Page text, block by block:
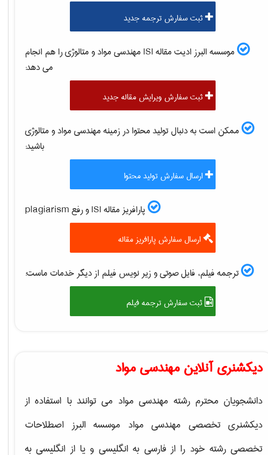
ثبت سفارش ترجمه جدید
موسسه البرز ادیت مقاله ISI مهندسی مواد و متالوژیرا هم انجام
می دهد:
ثبت سفارش ویرایش مقاله جدید
ممکن است به دنبال تولید محتوا در زمینهمهندسی مواد و متالوژی
باشید:
ارسال سفارش تولید محتوا
پارافریز مقاله ISI و رفع plagiarism
ارسال سفارش پارافریز مقاله
ترجمه فیلم، فایل صوتی و زیر نویس فیلم از دیگر خدمات ماست:
ثبت سفارش ترجمه فیلم
دیکشنری آنلاین مهندسی مواد
دانشجویان محترم رشته مهندسی مواد می توانند با استفاده از
دیکشنری تخصصی مهندسی مواد موسسه البرز اصطلاحات
تخصصی رشته خود را از فارسی به انگلیسی و یا از انگلیسی به